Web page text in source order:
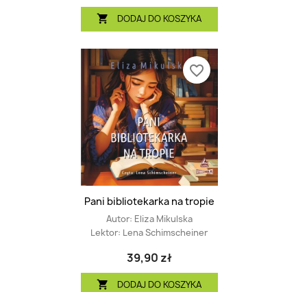
 DODAJ DO KOSZYKA
Pani bibliotekarka na tropie
Autor: Eliza Mikulska
Lektor: Lena Schimscheiner
39,90 zł
 DODAJ DO KOSZYKA
favorite_border